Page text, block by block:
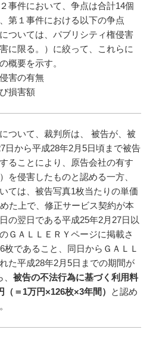
件において、争点は合計14個
第１事件における以下の争点
ついては、パブリシティ権侵害
に限る。）に絞って、これらに
概要を示す。
害の有無
損害額
いて、裁判所は、 被告が、被
日から平成28年2月5日頃まで被告
ることにより、原告会社の有す
を侵害したものと認める一方、
ては、被告写真1枚当たりの単価
た上で、修正サービス契約が本
の翌日である平成25年2月27日以
ＧＡＬＬＥＲＹページに掲載さ
枚であること、同日からＧＡＬＬ
た平成28年2月5日までの期間が
被告の不法行為に基づく利用料
（＝1万円×126枚×3年間）
と認め